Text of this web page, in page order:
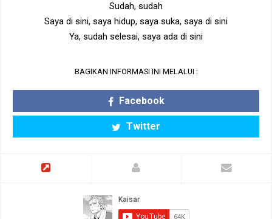
Sudah, sudah
Saya di sini, saya hidup, saya suka, saya di sini
Ya, sudah selesai, saya ada di sini
BAGIKAN INFORMASI INI MELALUI :
Facebook
Twitter